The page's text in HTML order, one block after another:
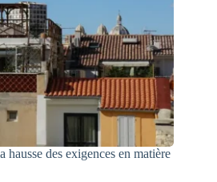
hausse des exigences en matière